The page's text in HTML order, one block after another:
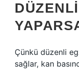
Çünkü düzenli
sağlar, kan